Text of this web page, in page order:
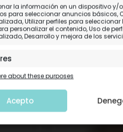
la información en un dispositivo y/
para seleccionar anuncios básicos,
Utilizar perfiles para
personalizar el contenido, Uso de
Desarrollo y mejora de los
Vincular diferentes dispositivos,
la seguridad, evitar y
fallos, Ofrecer y presentar
about these purposes
Acepto